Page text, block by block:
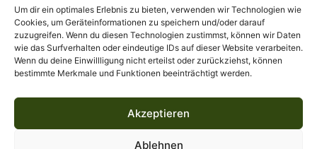
Um dir ein optimales Erlebnis zu bieten, verwenden wir Technologien wie
Cookies, um Geräteinformationen zu speichern und/oder darauf
zuzugreifen. Wenn du diesen Technologien zustimmst, können wir Daten
wie das Surfverhalten oder eindeutige IDs auf dieser Website verarbeiten.
Wenn du deine Einwillligung nicht erteilst oder zurückziehst, können
bestimmte Merkmale und Funktionen beeinträchtigt werden.
Akzeptieren
Ablehnen
Veranstaltungskategorie:
Theater
Veranstaltungsort-Website
anzeigen
DREADNIGHT – Improtheater gegen
Miskatontag: Club Miskatonic